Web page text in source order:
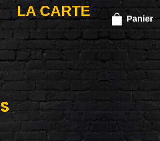
LA CARTE Panier